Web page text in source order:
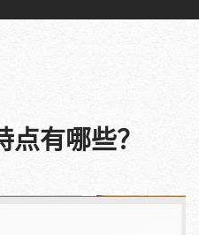
点有哪些？